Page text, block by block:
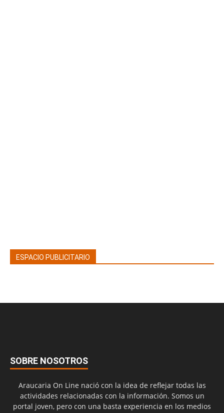
ESPACIO PUBLICITARIO
SOBRE NOSOTROS
Araucaria On Line nació con la idea de reflejar todas las
actividades relacionadas con la información. Somos un
portal joven, pero con una basta experiencia en los medios